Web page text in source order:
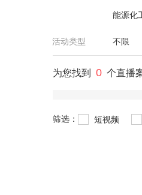
能源化
活动类型 不限
为您找到 0 个直播
筛选： 短视频